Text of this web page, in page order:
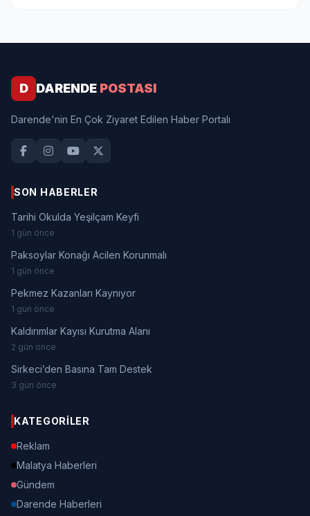
D DARENDE POSTASI
Darende'nin En Çok Ziyaret Edilen Haber Portalı
SON HABERLER
Tarihi Okulda Yeşilçam Keyfi
1 gün önce
Paksoylar Konağı Acilen Korunmalı
1 gün önce
Pekmez Kazanları Kaynıyor
1 gün önce
Kaldırımlar Kayısı Kurutma Alanı
2 gün önce
Sirkeci’den Basına Tam Destek
3 gün önce
KATEGORILER
Reklam
Malatya Haberleri
Gündem
Darende Haberleri